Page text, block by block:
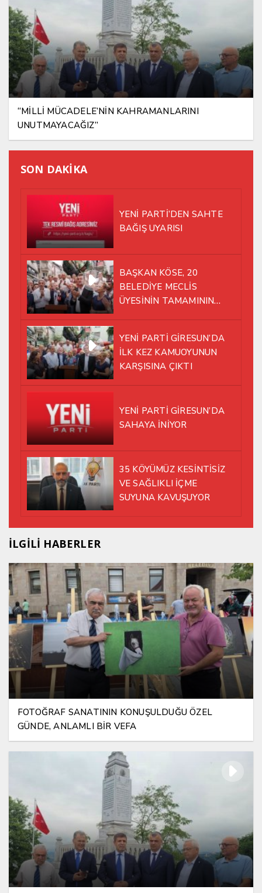
“MİLLİ MÜCADELE’NİN KAHRAMANLARINI
UNUTMAYACAĞIZ”
SON DAKİKA
YENİ PARTİ’DEN SAHTE
BAĞIŞ UYARISI
BAŞKAN KÖSE, 20
BELEDİYE MECLİS
ÜYESİNİN TAMAMININ
YÜRÜMEYE KARAR VERDİK
YENİ PARTİ GİRESUN’DA
İLK KEZ KAMUOYUNUN
KARŞISINA ÇIKTI
YENİ PARTİ GİRESUN’DA
SAHAYA İNİYOR
35 KÖYÜMÜZ KESİNTİSİZ
VE SAĞLIKLI İÇME
SUYUNA KAVUŞUYOR
İLGİLİ HABERLER
FOTOĞRAF SANATININ KONUŞULDUĞU ÖZEL
GÜNDE, ANLAMLI BİR VEFA